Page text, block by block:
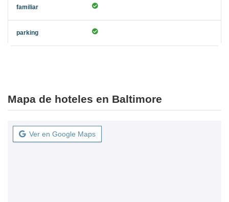
Mapa de hoteles en Baltimore
Ver en Google Maps